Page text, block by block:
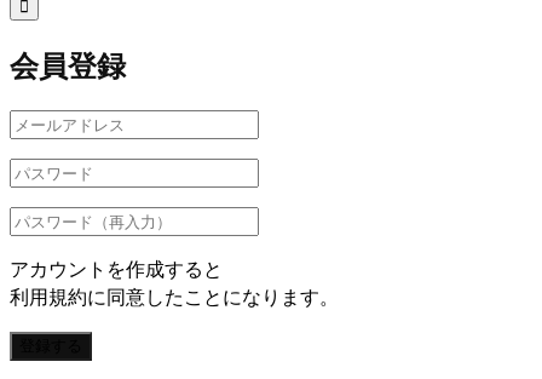

会員登録
アカウントを作成すると
利用規約に同意したことになります。